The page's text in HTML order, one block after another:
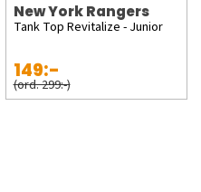
New York Rangers
Tank Top Revitalize - Junior
149:-
(ord. 299:-)